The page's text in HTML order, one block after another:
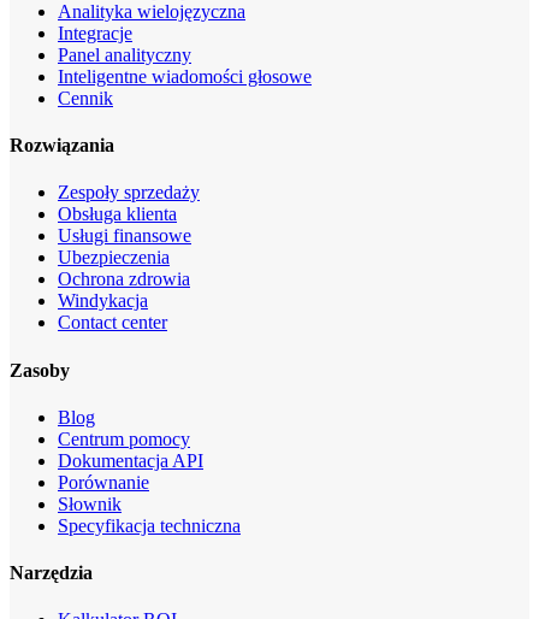
Analityka wielojęzyczna
Integracje
Panel analityczny
Inteligentne wiadomości głosowe
Cennik
Rozwiązania
Zespoły sprzedaży
Obsługa klienta
Usługi finansowe
Ubezpieczenia
Ochrona zdrowia
Windykacja
Contact center
Zasoby
Blog
Centrum pomocy
Dokumentacja API
Porównanie
Słownik
Specyfikacja techniczna
Narzędzia